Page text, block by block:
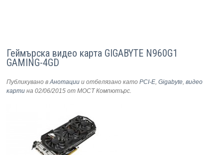
Геймърска видео карта GIGABYTE N960G1
GAMING-4GD
Публикувано вАнотации и отбелязано катоPCI-E,Gigabyte,видео
карти на 02/06/2015 от МОСТ Компютърс.